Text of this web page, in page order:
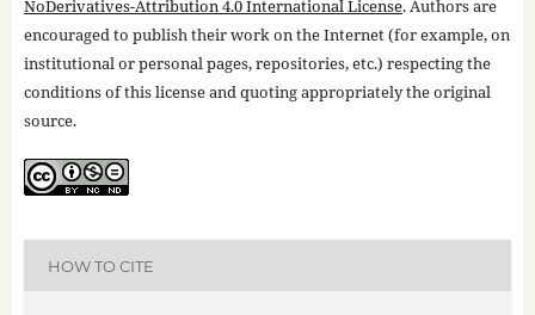
NoDerivatives-Attribution 4.0 International License. Authors are
encouraged to publish their work on the Internet (for example, on
institutional or personal pages, repositories, etc.) respecting the
conditions of this license and quoting appropriately the original
source.
HOW TO CITE